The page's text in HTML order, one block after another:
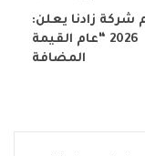
شركة زادنا يعلن:
2026 “عام القيمة
المضافة